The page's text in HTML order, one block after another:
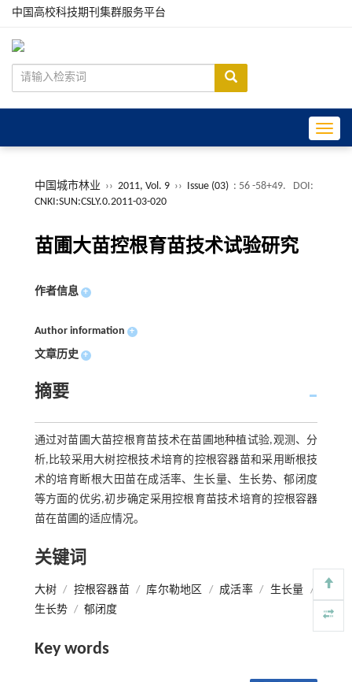
中国高校科技期刊集群服务平台
中国城市林业 ›› 2011, Vol. 9 ›› Issue (03) : 56 -58+49.
DOI:
CNKI:SUN:CSLY.0.2011-03-020
苗圃大苗控根育苗技术试验研究
作者信息 +
Author information +
文章历史 +
摘要
通过对苗圃大苗控根育苗技术在苗圃地种植试验,观测、分
析,比较采用大树控根技术培育的控根容器苗和采用断根技
术的培育断根大田苗在成活率、生长量、生长势、郁闭度
等方面的优劣,初步确定采用控根育苗技术培育的控根容器
苗在苗圃的适应情况。
关键词
大树 / 控根容器苗 / 库尔勒地区 / 成活率 / 生长量 /
生长势 / 郁闭度
Key words